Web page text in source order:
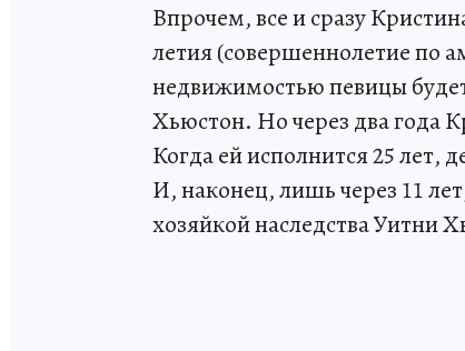
Впрочем, все и сразу
летия (совершеннолетие по
недвижимостью певицы
Хьюстон. Но через два года
Когда ей исполнится 25 лет,
И, наконец, лишь через 11
хозяйкой наследства Уитни